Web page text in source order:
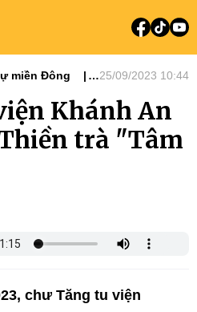
miền Đông
25/09/2023 10:44
Khánh An
trà "Tâm
chư Tăng tu viện